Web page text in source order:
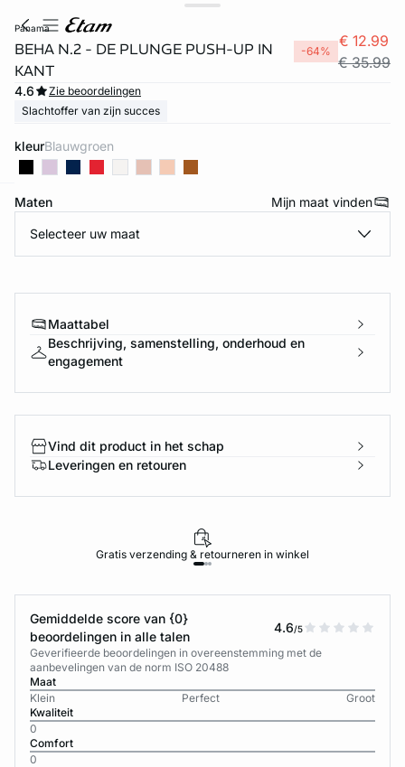
panama
BEHA N.2 - DE PLUNGE PUSH-UP IN
KANT
-64%
€ 12.99
€ 35.99
4.6
Zie beoordelingen
Slachtoffer van zijn succes
kleur blauwgroen
Maten Mijn maat vinden
Selecteer uw maat
Maattabel
Beschrijving, samenstelling, onderhoud en
engagement
Vind dit product in het schap
Leveringen en retouren
Gratis verzending & retourneren in winkel
Gemiddelde score van {0}
beoordelingen in alle talen
4.6/5
Geverifieerde beoordelingen in overeenstemming met de
aanbevelingen van de norm ISO 20488
Maat
Klein
Perfect
Groot
Kwaliteit
0
Comfort
0